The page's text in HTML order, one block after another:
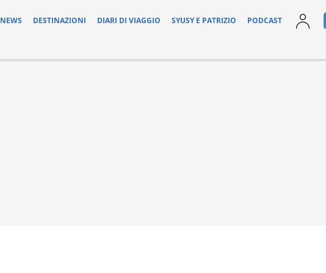
NEWS DESTINAZIONI DIARI DI VIAGGIO SYUSY E PATRIZIO PODCAST